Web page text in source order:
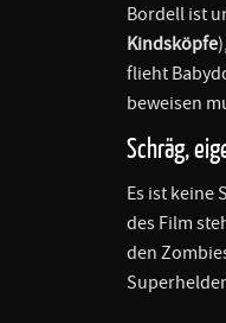
Bordell ist
Kindsköpfe
flieht
beweisen
Schräg,
Es ist keine
des Film
den